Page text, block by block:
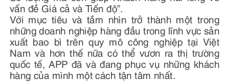
vấn đề Giá cả và Tiến độ”.
Với mục tiêu và tầm nhìn trở thành một trong
những doanh nghiệp hàng đầu trong lĩnh vực sản
xuất bao bì trên quy mô công nghiệp tại Việt
Nam và hơn thế nữa có thể vươn ra thị trường
quốc tế, APP đã và đang phục vụ những khách
hàng của mình một cách tận tâm nhất.